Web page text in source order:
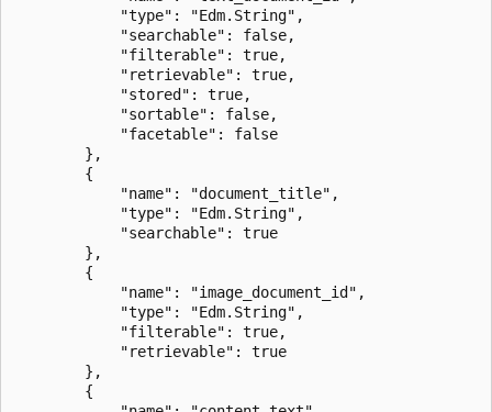
            "type": "Edm.String",
            "searchable": false,
            "filterable": true,
            "retrievable": true,
            "stored": true,
            "sortable": false,
            "facetable": false
        },
        {
            "name": "document_title",
            "type": "Edm.String",
            "searchable": true
        },
        {
            "name": "image_document_id",
            "type": "Edm.String",
            "filterable": true,
            "retrievable": true
        },
        {